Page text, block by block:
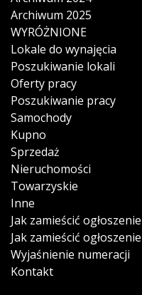
Archiwum 2025
WYRÓŻNIONE
Lokale do wynajęcia
Poszukiwanie lokali
Oferty pracy
Poszukiwanie pracy
Samochody
Kupno
Sprzedaż
Nieruchomości
Towarzyskie
Inne
Jak zamieścić
Jak zamieścić
Wyjaśnienie numeracji
Kontakt